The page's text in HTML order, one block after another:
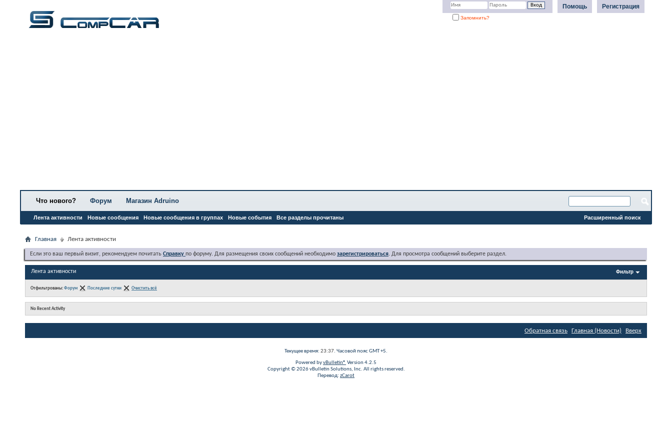
Регистрация
Помощь
Запомнить?
Что нового?
Лента активности Новые сообщения Новые сообщения в группах Новые события Все разделы прочитаны
Форум Магазин Adruino
Расширенный поиск
Главная Лента активности
Если это ваш первый визит, рекомендуем почитать Справку по форуму. Для размещения своих сообщений необходимо зарегистрироваться. Для просмотра сообщений выберите раздел.
Лента активности Фильтр
Отфильтрованы: Форум Последние сутки Очистить всё
No Recent Activity
Обратная связь Главная (Новости) Вверх
Текущее время: 23:37. Часовой пояс GMT +5.
Powered byvBulletin® Version 4.2.5
Copyright © 2026 vBulletin Solutions, Inc. All rights reserved.
Перевод: zCarot